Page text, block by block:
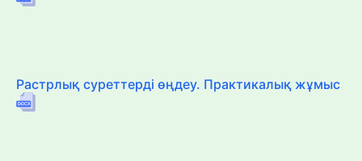
Растрлық суреттерді өңдеу. Практикалық жұмыс